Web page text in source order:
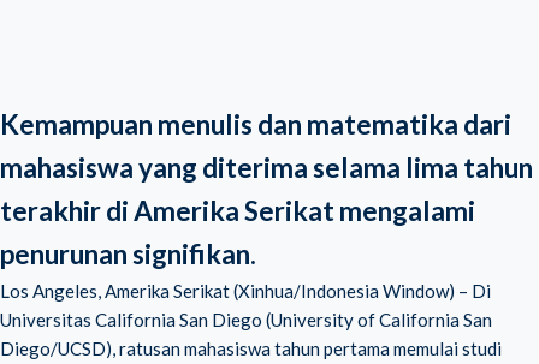
Kemampuan menulis dan matematika dari
mahasiswa yang diterima selama lima tahun
terakhir di Amerika Serikat mengalami
penurunan signifikan.
Los Angeles, Amerika Serikat (Xinhua/Indonesia Window) – Di
Universitas California San Diego (University of California San
Diego/UCSD), ratusan mahasiswa tahun pertama memulai studi